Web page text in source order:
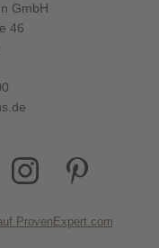
GmbH
46
ProvenExpert.com